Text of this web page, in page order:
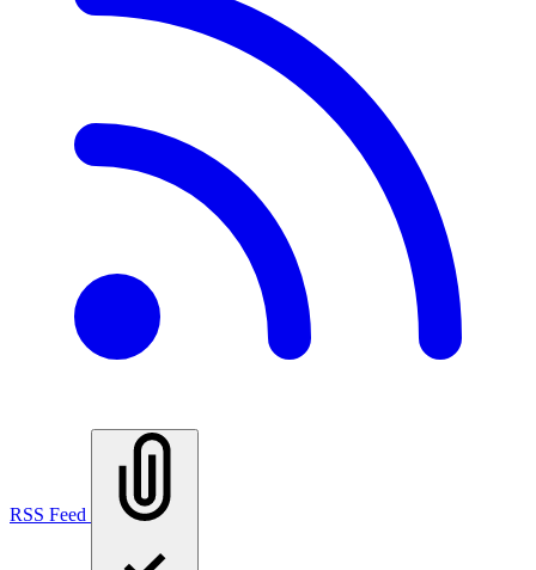
RSS Feed